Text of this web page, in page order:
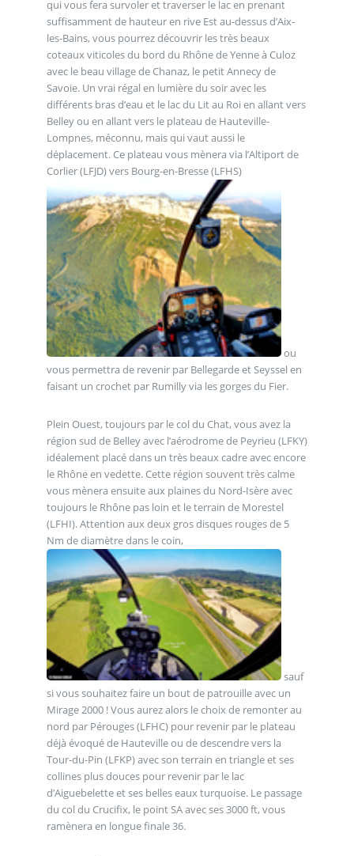
qui vous fera survoler et traverser le lac en prenant
suffisamment de hauteur en rive Est au-dessus d’Aix-
les-Bains, vous pourrez découvrir les très beaux
coteaux viticoles du bord du Rhône de Yenne à Culoz
avec le beau village de Chanaz, le petit Annecy de
Savoie. Un vrai régal en lumière du soir avec les
différents bras d’eau et le lac du Lit au Roi en allant vers
Belley ou en allant vers le plateau de Hauteville-
Lompnes, méconnu, mais qui vaut aussi le
déplacement. Ce plateau vous mènera via l’Altiport de
Corlier (LFJD) vers Bourg-en-Bresse (LFHS)
ou
vous permettra de revenir par Bellegarde et Seyssel en
faisant un crochet par Rumilly via les gorges du Fier.
Plein Ouest, toujours par le col du Chat, vous avez la
région sud de Belley avec l’aérodrome de Peyrieu (LFKY)
idéalement placé dans un très beaux cadre avec encore
le Rhône en vedette. Cette région souvent très calme
vous mènera ensuite aux plaines du Nord-Isère avec
toujours le Rhône pas loin et le terrain de Morestel
(LFHI). Attention aux deux gros disques rouges de 5
Nm de diamètre dans le coin,
sauf
si vous souhaitez faire un bout de patrouille avec un
Mirage 2000 ! Vous aurez alors le choix de remonter au
nord par Pérouges (LFHC) pour revenir par le plateau
déjà évoqué de Hauteville ou de descendre vers la
Tour-du-Pin (LFKP) avec son terrain en triangle et ses
collines plus douces pour revenir par le lac
d’Aiguebelette et ses belles eaux turquoise. Le passage
du col du Crucifix, le point SA avec ses 3000 ft, vous
ramènera en longue finale 36.